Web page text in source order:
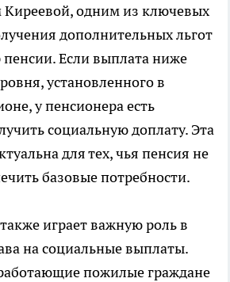
Киреевой, одним из ключевых
дополнительных льгот
пенсии. Если выплата ниже
установленного в
у пенсионера есть
социальную доплату. Эта
для тех, чья пенсия не
базовые потребности.
играет важную роль в
на социальные выплаты.
пожилые граждане